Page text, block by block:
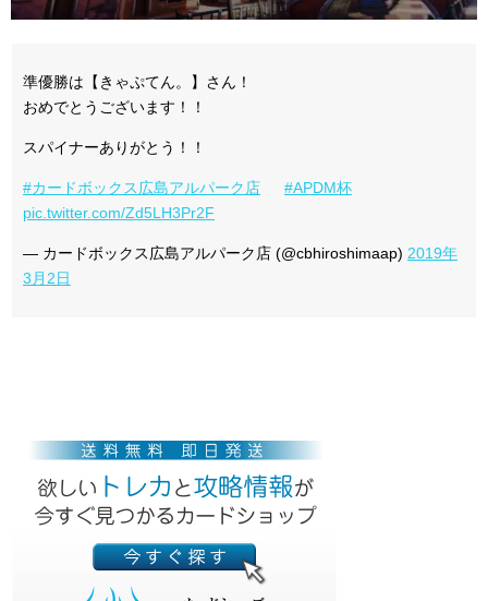
準優勝は【きゃぷてん。】さん！
おめでとうございます！！
スパイナーありがとう！！
#カードボックス広島アルパーク店
#APDM杯
pic.twitter.com/Zd5LH3Pr2F
— カードボックス広島アルパーク店 (@cbhiroshimaap) 2019年
3月2日